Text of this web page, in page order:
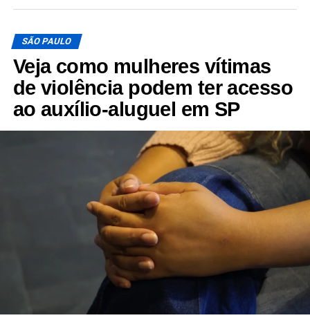
SÃO PAULO
Veja como mulheres vítimas
de violência podem ter acesso
ao auxílio-aluguel em SP